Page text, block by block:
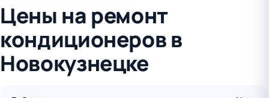
Цены на ремонт
кондиционеров в
Новокузнецке